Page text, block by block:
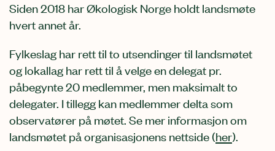
Siden 2018 har Økologisk Norge holdt landsmøte
hvert annet år.
Fylkeslag har rett til to utsendinger til landsmøtet
og lokallag har rett til å velge en delegat pr.
påbegynte 20 medlemmer, men maksimalt to
delegater. I tillegg kan medlemmer delta som
observatører på møtet. Se mer informasjon om
landsmøtet på organisasjonens nettside (her).